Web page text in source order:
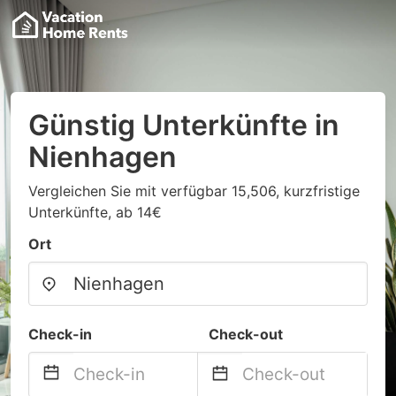
Günstig Unterkünfte in
Nienhagen
Vergleichen Sie mit verfügbar 15,506, kurzfristige
Unterkünfte, ab 14€
Ort
Check-in Check-out